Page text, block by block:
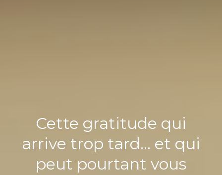
Cette gratitude qui
arrive trop tard… et qui
peut pourtant vous